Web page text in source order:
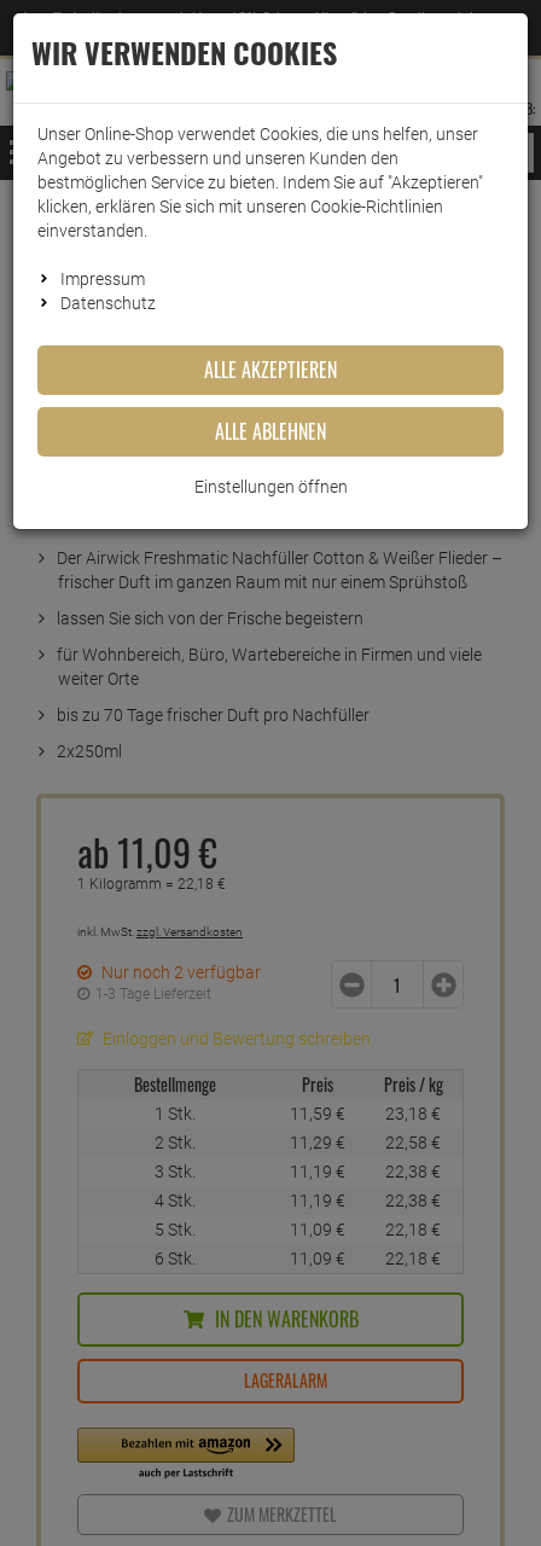
Jetzt für den Newsletter entscheiden und 5% Rabatt auf Ihre nächste Bestellung erhalten
–Zum Newsletter
ANMELDEN
AUFKLAPPEN
MERKZETTEL
WARENKORB:
MENÜ
Weiter einkaufen www.wark24.de Leben & Wohnen
Raumduft
Air Wick
Airwick Freshmatic Nachfüller Cotton & Weißer Fli…
Airwick Freshmatic Nachfüller
Cotton & Weißer Flieder
Artikel-Nummer:10015502
Der Airwick Freshmatic Nachfüller Cotton & Weißer Flieder –
frischer Duft im ganzen Raum mit nur einem Sprühstoß
lassen Sie sich von der Frische begeistern
für Wohnbereich, Büro, Wartebereiche in Firmen und viele
weiter Orte
bis zu 70 Tage frischer Duft pro Nachfüller
2x250ml
ab 11,09€
1 Kilogramm = 22,18 €
inkl. MwSt.zzgl. Versandkosten
Nur noch 2 verfügbar
1-3 Tage Lieferzeit
Einloggen und Bewertung schreiben
Bestellmenge Preis Preis / kg
1 Stk. 11,59 € 23,18 €
2 Stk.
11,29 € 22,58 €
3 Stk.
11,19 € 22,38 €
4 Stk.
11,19 € 22,38 €
5 Stk.
11,09 € 22,18 €
6 Stk.
11,09 € 22,18 €
IN DEN WARENKORB
LAGERALARM
ZUM MERKZETTEL
WIR VERWENDEN COOKIES
Unser Online-Shop verwendet Cookies, die uns helfen, unser
Angebot zu verbessern und unseren Kunden den
bestmöglichen Service zu bieten. Indem Sie auf "Akzeptieren"
klicken, erklären Sie sich mit unseren Cookie-Richtlinien
einverstanden.
Impressum
Datenschutz
ALLE AKZEPTIEREN
ALLE ABLEHNEN
Einstellungen öffnen